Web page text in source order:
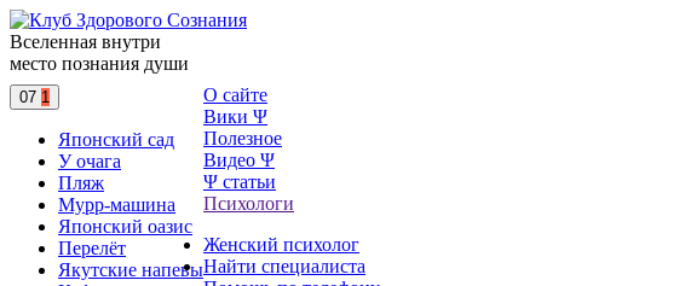
Вселенная внутри
место познания души
07 1
Японский сад
У очага
Пляж
Мурр-машина
Японский оазис
Перелёт
Якутские напевы
О сайте
Вики Ψ
Полезное
Видео Ψ
Ψ статьи
Психологи
Женский психолог
Найти специалиста